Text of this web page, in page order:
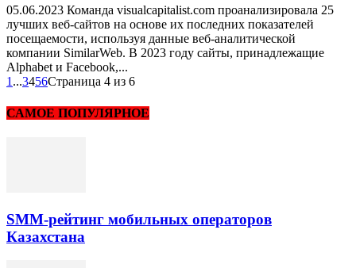
05.06.2023 Команда visualcapitalist.com проанализировала 25
лучших веб-сайтов на основе их последних показателей
посещаемости, используя данные веб-аналитической
компании SimilarWeb. В 2023 году сайты, принадлежащие
Alphabet и Facebook,...
1 ...3456Страница 4 из 6
САМОЕ ПОПУЛЯРНОЕ
SMM-рейтинг мобильных операторов
Казахстана